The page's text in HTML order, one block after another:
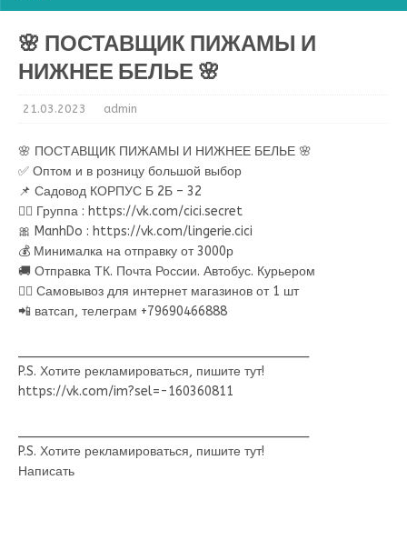
🌸 ПОСТАВЩИК ПИЖАМЫ И
НИЖНЕЕ БЕЛЬЕ 🌸
21.03.2023 admin
🌸 ПОСТАВЩИК ПИЖАМЫ И НИЖНЕЕ БЕЛЬЕ 🌸
✅ Оптом и в розницу большой выбор
📌 Садовод КОРПУС Б 2Б – 32
👉🏻 Группа : https://vk.com/cici.secret
🎀 ManhDo : https://vk.com/lingerie.cici
💰 Минималка на отправку от 3000р
🚚 Отправка ТК. Почта России. Автобус. Курьером
🚶‍♂ Самовывоз для интернет магазинов от 1 шт
📲 ватсап, телеграм +79690466888
P.S. Хотите рекламироваться, пишите тут!
https://vk.com/im?sel=-160360811
P.S. Хотите рекламироваться, пишите тут!
Написать